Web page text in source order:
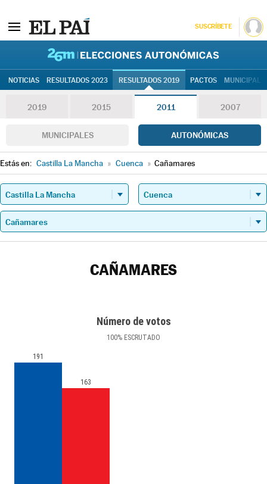
SUSCRÍBETE
NOTICIAS RESULTADOS 2023 RESULTADOS 2019 PACTOS
2019 2015 2011 2007
MUNICIPALES AUTONÓMICAS
Estás en: Castilla La Mancha » Cuenca » Cañamares
CAÑAMARES
Número de votos
100% ESCRUTADO
191
163